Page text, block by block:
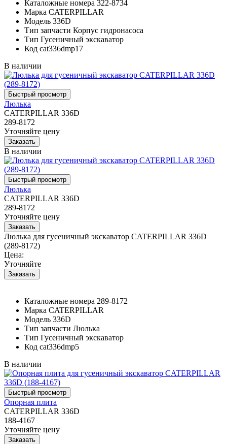
Каталожные номера 322-8734
Марка CATERPILLAR
Модель 336D
Тип запчасти Корпус гидронасоса
Тип Гусеничный экскаватор
Код cat336dmp17
В наличии
Люлька
CATERPILLAR 336D
289-8172
Уточняйте цену
В наличии
Люлька
CATERPILLAR 336D
289-8172
Уточняйте цену
Люлька для гусеничный экскаватор CATERPILLAR 336D
(289-8172)
Цена:
Уточняйте
Каталожные номера 289-8172
Марка CATERPILLAR
Модель 336D
Тип запчасти Люлька
Тип Гусеничный экскаватор
Код cat336dmp5
В наличии
Опорная плита
CATERPILLAR 336D
188-4167
Уточняйте цену